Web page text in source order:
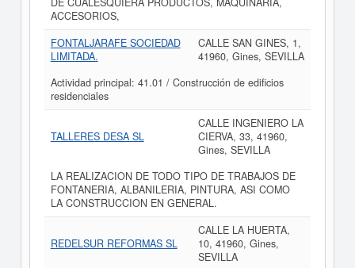
ACCESORIOS,
FONTALJARAFE SOCIEDAD
LIMITADA.
CALLE SAN GINES, 1,
41960, Gines, SEVILLA
Actividad principal: 41.01 / Construcción de edificios
residenciales
TALLERES DESA SL
CALLE INGENIERO LA
CIERVA, 33, 41960,
Gines, SEVILLA
LA REALIZACION DE TODO TIPO DE TRABAJOS DE
FONTANERIA, ALBANILERIA, PINTURA, ASI COMO
LA CONSTRUCCION EN GENERAL.
REDELSUR REFORMAS SL
CALLE LA HUERTA,
10, 41960, Gines,
SEVILLA